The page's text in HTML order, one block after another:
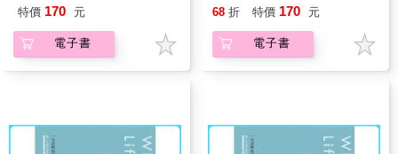
特價 170 元
電子書
68 折 特價 170 元
電子書